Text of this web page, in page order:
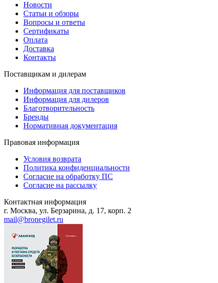
Новости
Статьи и обзоры
Вопросы и ответы
Сертификаты
Оплата
Доставка
Контакты
Поставщикам и дилерам
Информация для поставщиков
Информация для дилеров
Благотворительность
Бренды
Нормативная документация
Правовая информация
Условия возврата
Политика конфиденциальности
Согласие на обработку ПС
Согласие на рассылку
Контактная информация
г. Москва, ул. Берзарина, д. 17, корп. 2
mail@bronegilet.ru